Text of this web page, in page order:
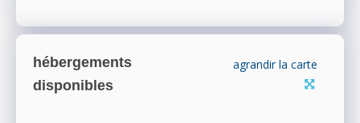
hébergements
disponibles
agrandir la carte